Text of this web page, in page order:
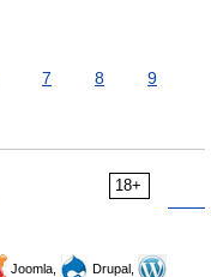
7 8
9
18+
Joomla,
Drupal,